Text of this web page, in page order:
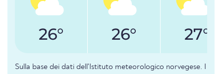
26° 26° 27°
Sulla base dei dati dell'Istituto meteorologico norvegese. I